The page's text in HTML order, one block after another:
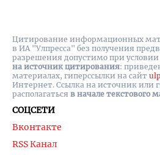
СОЦСЕТИ
Вконтакте
RSS Канал
Цитирование информационных
в ИА "Улпресса" без получения
разрешения допустимо при условии
на источник цитирования:
материалах, гиперссылки на cайт
Интернет. Ссылка на источник или
располагаться в начале текстового